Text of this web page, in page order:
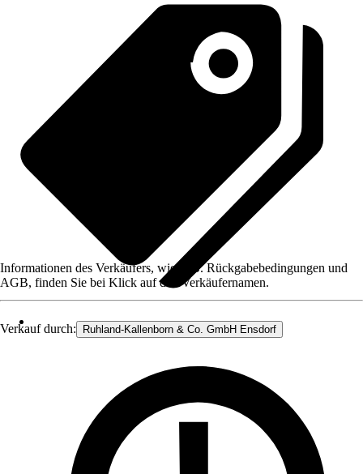
Verkauf durch: Ruhland-Kallenborn & Co. GmbH Ensdorf
Informationen des Verkäufers, wie z. B. Rückgabebedingungen und
AGB, finden Sie bei Klick auf den Verkäufernamen.